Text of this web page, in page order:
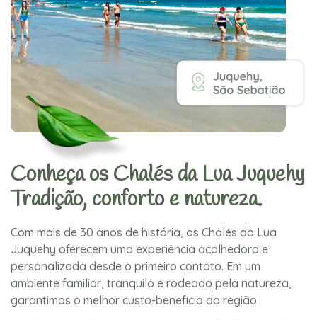
Conheça os Chalés da Lua Juquehy
Tradição, conforto e natureza.
Com mais de 30 anos de história, os Chalés da Lua
Juquehy oferecem uma experiência acolhedora e
personalizada desde o primeiro contato. Em um
ambiente familiar, tranquilo e rodeado pela natureza,
garantimos o melhor custo-benefício da região.